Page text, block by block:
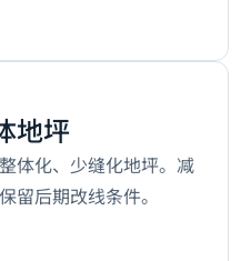
地坪
体化、少缝化地坪。减
留后期改线条件。